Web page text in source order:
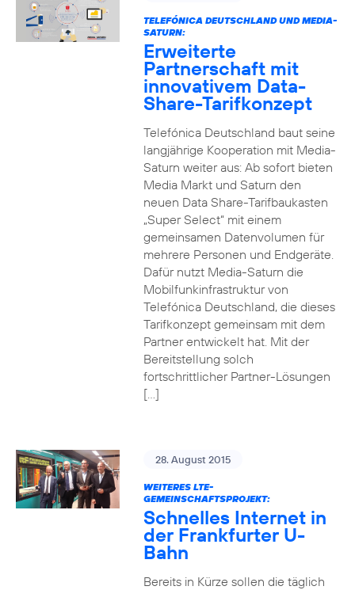
TELEFÓNICA DEUTSCHLAND UND MEDIA-
SATURN:
Erweiterte
Partnerschaft mit
innovativem Data-
Share-Tarifkonzept
Telefónica Deutschland baut seine
langjährige Kooperation mit Media-
Saturn weiter aus: Ab sofort bieten
Media Markt und Saturn den
neuen Data Share-Tarifbaukasten
„Super Select“ mit einem
gemeinsamen Datenvolumen für
mehrere Personen und Endgeräte.
Dafür nutzt Media-Saturn die
Mobilfunkinfrastruktur von
Telefónica Deutschland, die dieses
Tarifkonzept gemeinsam mit dem
Partner entwickelt hat. Mit der
Bereitstellung solch
fortschrittlicher Partner-Lösungen
[…]
28. August 2015
WEITERES LTE-
GEMEINSCHAFTSPROJEKT:
Schnelles Internet in
der Frankfurter U-
Bahn
Bereits in Kürze sollen die täglich